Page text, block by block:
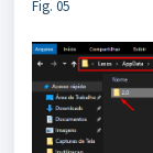
Fig. 05